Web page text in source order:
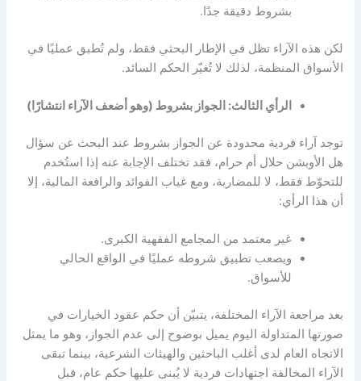
بشروط دقيقة جدًا.
لكن هذه الآراء تظل في الإطار البحثي فقط، ولم تُطبق عمليًا في
الأسواق المنظمة، لذلك لا تُغيّر الحكم السائد.
الرأي الثالث: الجواز بشروط (وهو أضعف الآراء انتشارًا)
توجد آراء فردية محدودة عن الجواز بشروط عند البحث عن سؤال
هل الأوبشن حلال أم حرام،فقد تختلف الإجابة عنه إذا استُخدم
للتحوّط فقط، لا للمضاربة، ومع غياب الفوائد والرافعة المالية، إلا
أن هذا الرأي:
غير معتمد من المجامع الفقهية الكبرى.
ويصعب تطبيق شروطه عمليًا في الواقع الحالي
للأسواق.
بعد مراجعة الآراء المختلفة، يتبيّن أن حكم عقود الخياراتفي
صورتها المتداولة اليوم يميل بوضوح إلى عدم الجواز، وهو ما يمثل
الاتجاه العام لدى أغلب الباحثين والهيئات الشرعية، بينما تبقى
الآراء المخالفة اجتهادات فردية لا يُبنى عليها حكم عام، قبل